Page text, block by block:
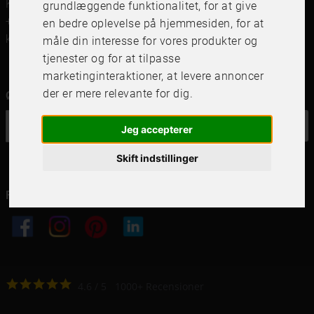
grundlæggende funktionalitet,for at give
en bedre oplevelse på hjemmesiden, for at
måle din interesse for vores produkter og
tjenester og for at tilpasse
marketinginteraktioner,at levere annoncer
der er mere relevante for dig.
Jeg accepterer
Skift indstillinger
Kungsgatan 41,111 56 Stockholm
+46 (0)8 142122
kundservice@frameit.se
Ønsker du vores nyhedsbrev?
Følg os i dine kanaler